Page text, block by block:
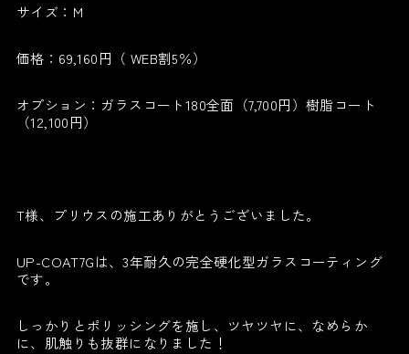
サイズ：M
価格：69,160円（ WEB割5％）
オプション：ガラスコート180全面（7,700円）樹脂コート
（12,100円）
T様、プリウスの施工ありがとうございました。
UP-COAT7Gは、3年耐久の完全硬化型ガラスコーティング
です。
しっかりとポリッシングを施し、ツヤツヤに、なめらか
に、肌触りも抜群になりました！